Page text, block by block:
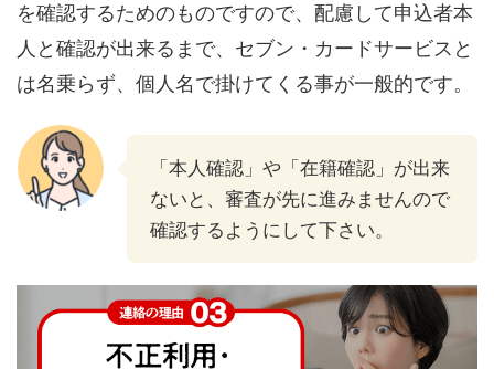
を確認するためのものですので、配慮して申込者本
人と確認が出来るまで、セブン・カードサービスと
は名乗らず、個人名で掛けてくる事が一般的です。
「本人確認」や「在籍確認」が出来
ないと、審査が先に進みませんので
確認するようにして下さい。